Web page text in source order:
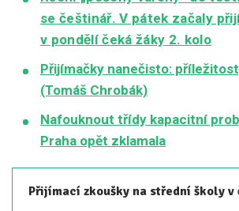
se češtinář. V pátek začaly
v pondělí čeká žáky 2. kolo
Přijímačky nanečisto:
(Tomáš Chrobák)
Nafouknout třídy kapacitní
Praha opět zklamala
Přijímací zkoušky na střední školy